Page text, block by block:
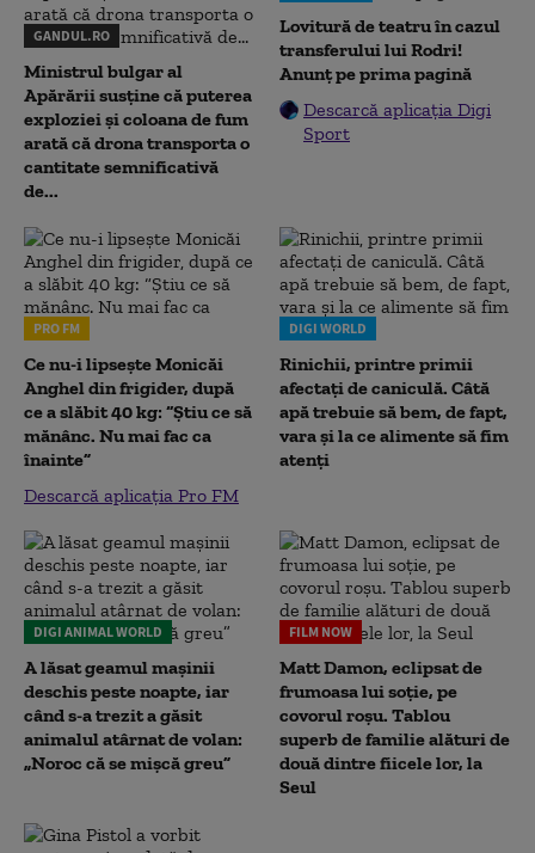
GANDUL.RO
Ministrul bulgar al
Apărării susține că puterea
exploziei și coloana de fum
arată că drona transporta o
cantitate semnificativă
de...
Lovitură de teatru în cazul
transferului lui Rodri!
Anunț pe prima pagină
Descarcă aplicația Digi
Sport
PRO FM
Ce nu-i lipsește Monicăi
Anghel din frigider, după
ce a slăbit 40 kg: “Știu ce să
mănânc. Nu mai fac ca
înainte”
Descarcă aplicația Pro FM
DIGI WORLD
Rinichii, printre primii
afectați de caniculă. Câtă
apă trebuie să bem, de fapt,
vara și la ce alimente să fim
atenți
DIGI ANIMAL WORLD
A lăsat geamul mașinii
deschis peste noapte, iar
când s-a trezit a găsit
animalul atârnat de volan:
„Noroc că se mișcă greu”
FILM NOW
Matt Damon, eclipsat de
frumoasa lui soție, pe
covorul roșu. Tablou
superb de familie alături de
două dintre fiicele lor, la
Seul